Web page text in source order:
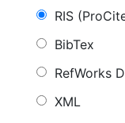
RIS
BibTex
RefWorks
XML